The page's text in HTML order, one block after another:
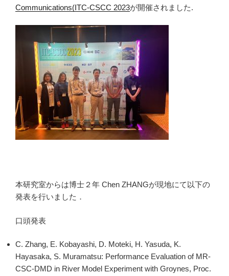
Communications(ITC-CSCC 2023が開催されました.
本研究室からは博士２年 Chen ZHANGが現地にて以下の
発表を行いました．
口頭発表
C. Zhang, E. Kobayashi, D. Moteki, H. Yasuda, K.
Hayasaka, S. Muramatsu: Performance Evaluation of MR-
CSC-DMD in River Model Experiment with Groynes, Proc.